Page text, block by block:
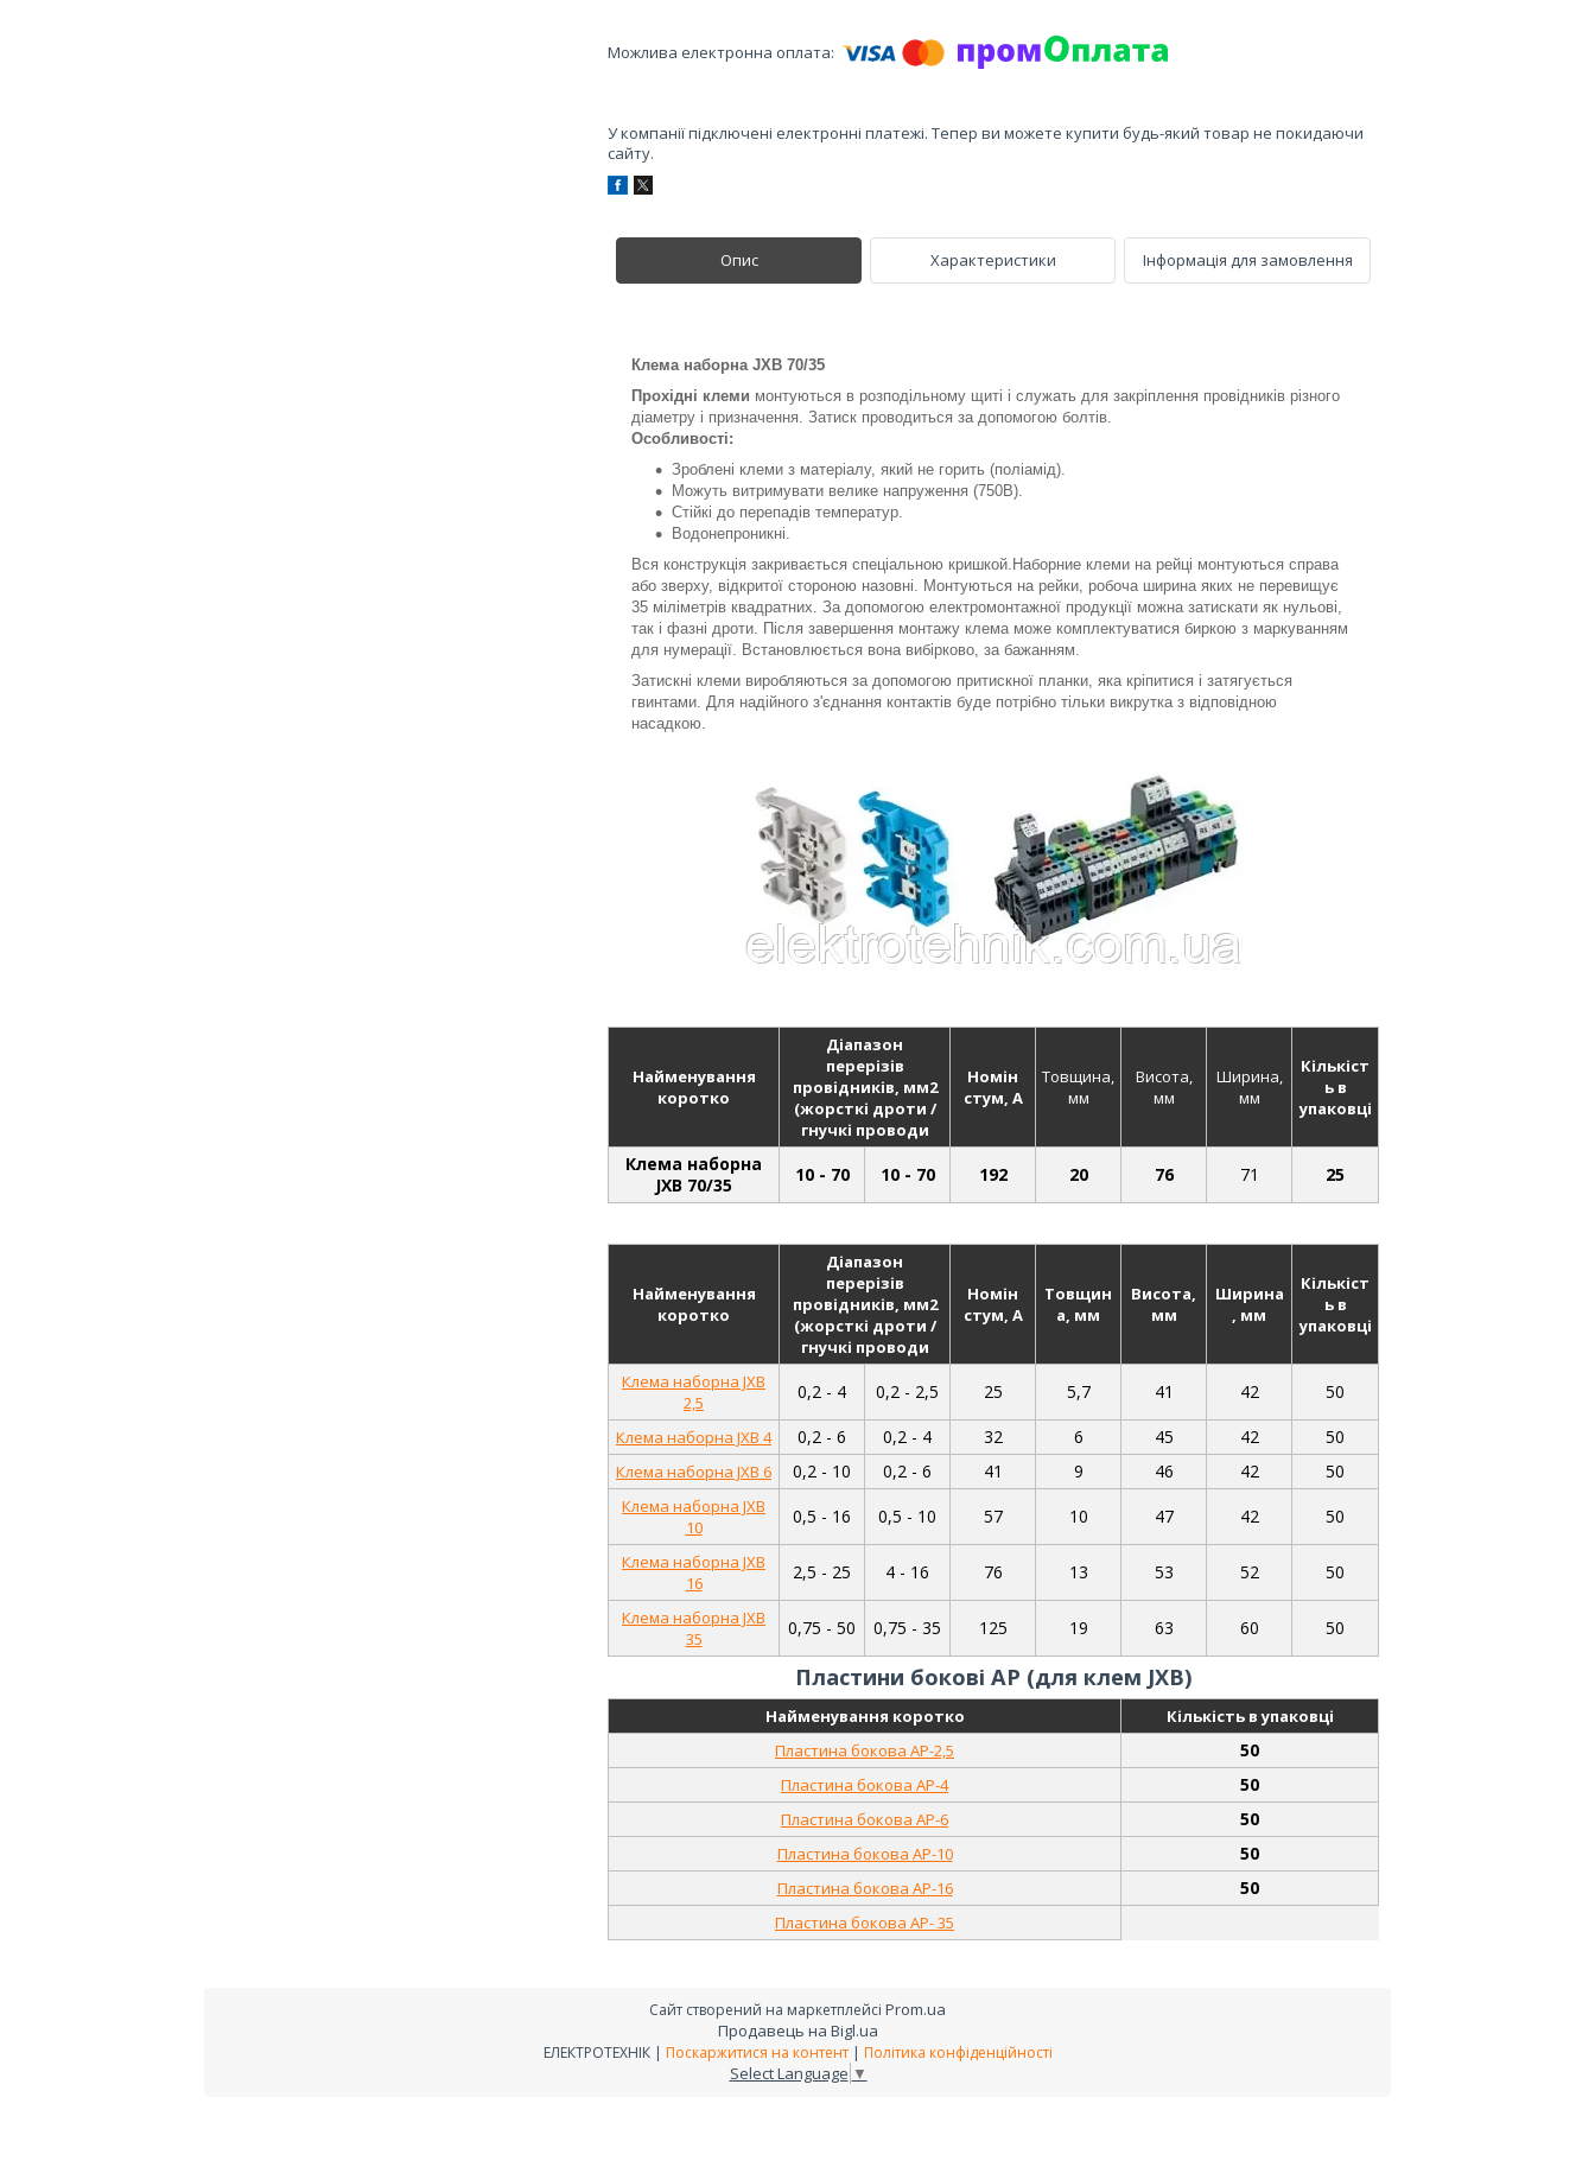
У компанії підключені електронні платежі. Тепер ви можете купити будь-який товар не покидаючи
сайту.
Опис Характеристики Інформація для замовлення
Клема наборна JXB 70/35
Прохідні клеми монтуються в розподільному щиті і служать для закріплення провідників різного
діаметру і призначення. Затиск проводиться за допомогою болтів.
Особливості:
Зроблені клеми з матеріалу, який не горить (поліамід).
Можуть витримувати велике напруження (750В).
Стійкі до перепадів температур.
Водонепроникні.
Вся конструкція закривається спеціальною кришкой.Наборние клеми на рейці монтуються справа
або зверху, відкритої стороною назовні. Монтуються на рейки, робоча ширина яких не перевищує
35 міліметрів квадратних. За допомогою електромонтажної продукції можна затискати як нульові,
так і фазні дроти. Після завершення монтажу клема може комплектуватися биркою з маркуванням
для нумерації. Встановлюється вона вибірково, за бажанням.
Затискні клеми виробляються за допомогою притискної планки, яка кріпитися і затягується
гвинтами. Для надійного з'єднання контактів буде потрібно тільки викрутка з відповідною
насадкою.
Найменування
коротко
Діапазон
перерізів
провідників, мм2
(жорсткі дроти /
гнучкі проводи
Номін
стум, А
Товщина,
мм
Висота,
мм
Ширина,
мм
Кількіст
ь в
упаковці
Клема наборна
JXB 70/35
10 - 70 10 - 70 192 20 76 71 25
Найменування
коротко
Діапазон
перерізів
провідників, мм2
(жорсткі дроти /
гнучкі проводи
Номін
стум, А
Товщин
а, мм
Висота,
мм
Ширина
, мм
Кількіст
ь в
упаковці
Клема наборна JXB
2,5
0,2 - 4 0,2 - 2,5 25 5,7 41 42 50
Клема наборна JXB 4 0,2 - 6 0,2 - 4 32 6 45 42 50
Клема наборна JXB 6 0,2 - 10 0,2 - 6 41 9 46 42 50
Клема наборна JXB
10
0,5 - 16 0,5 - 10 57 10 47 42 50
Клема наборна JXB
16
2,5 - 25 4 - 16 76 13 53 52 50
Клема наборна JXB
35
0,75 - 50 0,75 - 35 125 19 63 60 50
Пластини бокові АР (для клем JXB)
Найменування коротко
Кількість в упаковці
Пластина бокова AP-2,5
50
Пластина бокова AP-4 50
Пластина бокова AP-6 50
Пластина бокова AP-10 50
Пластина бокова AP-16 50
Пластина бокова AP- 35
Сайт створений на маркетплейсі Prom.ua
Продавець на Bigl.ua
ЕЛЕКТРОТЕХНІК | Поскаржитися на контент | Політика конфіденційності
Select Language ▼